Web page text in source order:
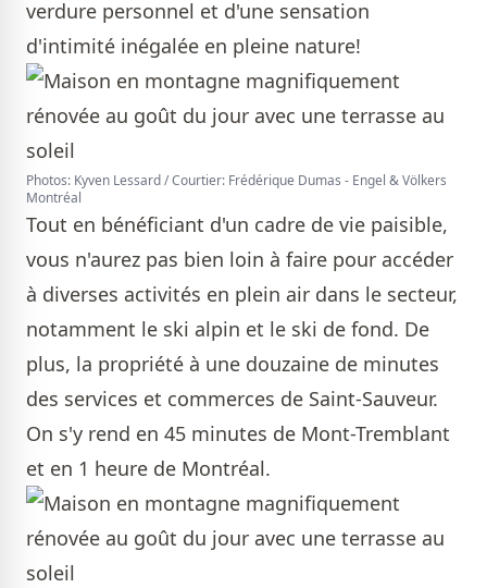
verdure personnel et d'une sensation
d'intimité inégalée en pleine nature!
Photos: Kyven Lessard / Courtier: Frédérique Dumas - Engel & Völkers
Montréal
Tout en bénéficiant d'un cadre de vie paisible,
vous n'aurez pas bien loin à faire pour accéder
à diverses activités en plein air dans le secteur,
notamment le ski alpin et le ski de fond. De
plus, la propriété à une douzaine de minutes
des services et commerces de Saint-Sauveur.
On s'y rend en 45 minutes de Mont-Tremblant
et en 1 heure de Montréal.